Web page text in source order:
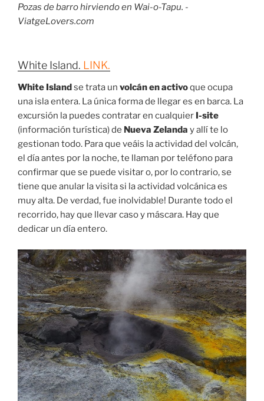
Pozas de barro hirviendo en Wai-o-Tapu. -
ViatgeLovers.com
White Island. LINK.
White Islandse trata un volcán en activoque ocupa
una isla entera. La única forma de llegar es en barca. La
excursión la puedes contratar en cualquier I-site
(información turística) de Nueva Zelanda y allí te lo
gestionan todo. Para que veáis la actividad del volcán,
el día antes por la noche, te llaman por teléfono para
confirmar que se puede visitar o, por lo contrario, se
tiene que anular la visita si la actividad volcánica es
muy alta. De verdad, fue inolvidable! Durante todo el
recorrido, hay que llevar caso y máscara. Hay que
dedicar un día entero.